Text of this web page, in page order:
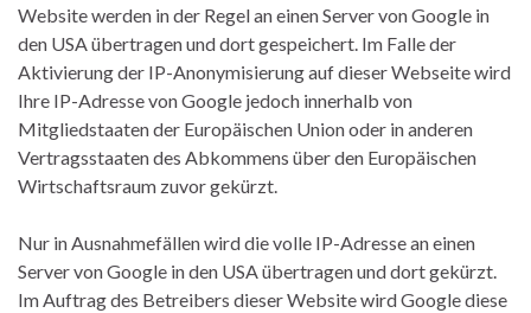
Website werden in der Regel an einen Server von Google in
den USA übertragen und dort gespeichert. Im Falle der
Aktivierung der IP-Anonymisierung auf dieser Webseite wird
Ihre IP-Adresse von Google jedoch innerhalb von
Mitgliedstaaten der Europäischen Union oder in anderen
Vertragsstaaten des Abkommens über den Europäischen
Wirtschaftsraum zuvor gekürzt.
Nur in Ausnahmefällen wird die volle IP-Adresse an einen
Server von Google in den USA übertragen und dort gekürzt.
Im Auftrag des Betreibers dieser Website wird Google diese